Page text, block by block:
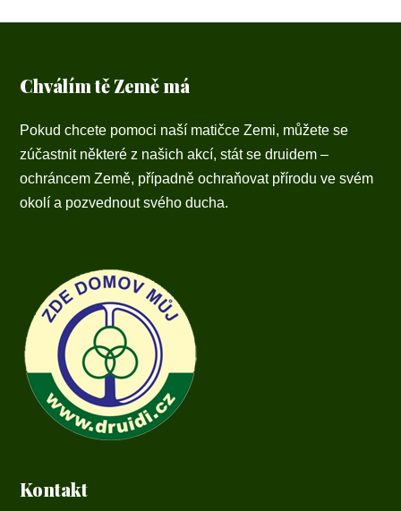
Chválím tě Země má
Pokud chcete pomoci naší matičce Zemi, můžete se
zúčastnit některé z našich akcí, stát se druidem –
ochráncem Země, případně ochraňovat přírodu ve svém
okolí a pozvednout svého ducha.
Kontakt